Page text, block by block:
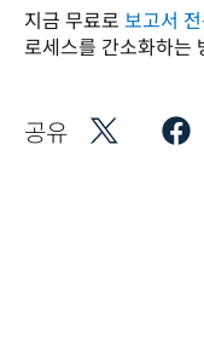
지금 무료로 보고서
로세스를 간소화하는
공유